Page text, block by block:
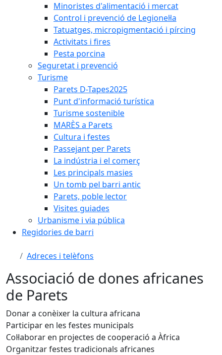
Minoristes d'alimentació i mercat
Control i prevenció de Legionel·la
Tatuatges, micropigmentació i pírcing
Activitats i fires
Pesta porcina
Seguretat i prevenció
Turisme
Parets D-Tapes2025
Punt d'informació turística
Turisme sostenible
MARÈS a Parets
Cultura i festes
Passejant per Parets
La indústria i el comerç
Les principals masies
Un tomb pel barri antic
Parets, poble lector
Visites guiades
Urbanisme i via pública
Regidories de barri
Adreces i telèfons
Associació de dones africanes
de Parets
Donar a conèixer la cultura africana
Participar en les festes municipals
Col·laborar en projectes de cooperació a Àfrica
Organitzar festes tradicionals africanes